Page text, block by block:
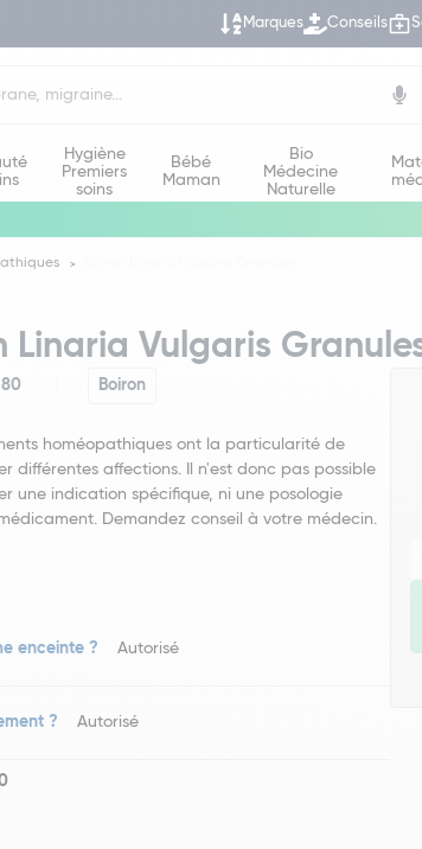
Marques Conseils
Hygiène
Premiers
soins
Bébé
Maman
Bio
Médecine
Naturelle
Linaria Vulgaris
Boiron
homéopathiques ont la particularité de
différentes affections. Il n'est donc pas possible
une indication spécifique, ni une posologie
Demandez conseil à votre médecin.
enceinte ? Autorisé
? Autorisé